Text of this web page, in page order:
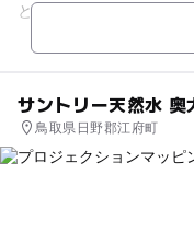
といったスポーツ施設
すので、子供たちの遊
サントリー天然水
鳥取県日野郡江府町